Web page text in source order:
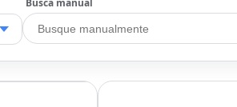
Busca manual